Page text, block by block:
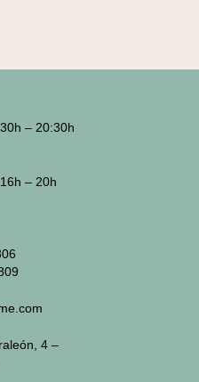
– 20:30h
– 20h
4 –